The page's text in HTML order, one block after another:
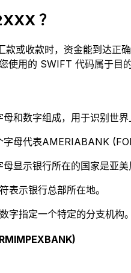
？
款或收款时，资金能到达
用的 SWIFT 代码属于目的
和数字组成，用于识别世界
字母代表AMERIABANK
显示银行所在的国家是亚美
表示银行总部所在地。
字指定一个特定的分支机构